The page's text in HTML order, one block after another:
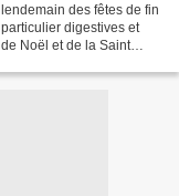
des fêtes de fin
digestives et
Noël et de la Saint